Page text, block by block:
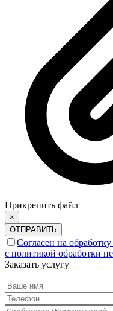
Прикрепить файл
×
ОТПРАВИТЬ
Согласен на
с политикой обработки
Заказать услугу